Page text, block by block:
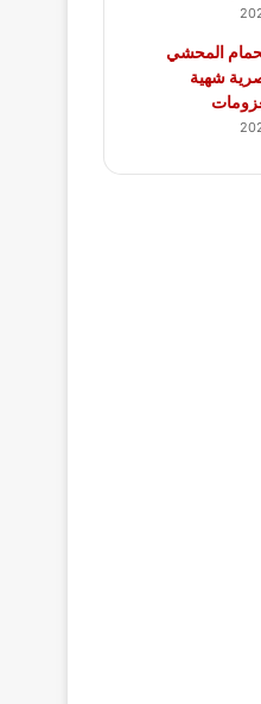
المحشي
شهية